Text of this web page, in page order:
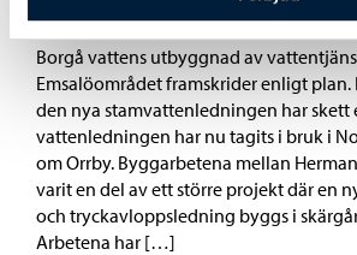
Norra Emsalö
Borgå vattens utbyggnad av
Emsalöområdet framskrider enligt
den nya stamvattenledningen har skett
vattenledningen har nu tagits i bruk i
om Orrby. Byggarbetena mellan
varit en del av ett större projekt där en
och tryckavloppsledning byggs i
Arbetena har […]